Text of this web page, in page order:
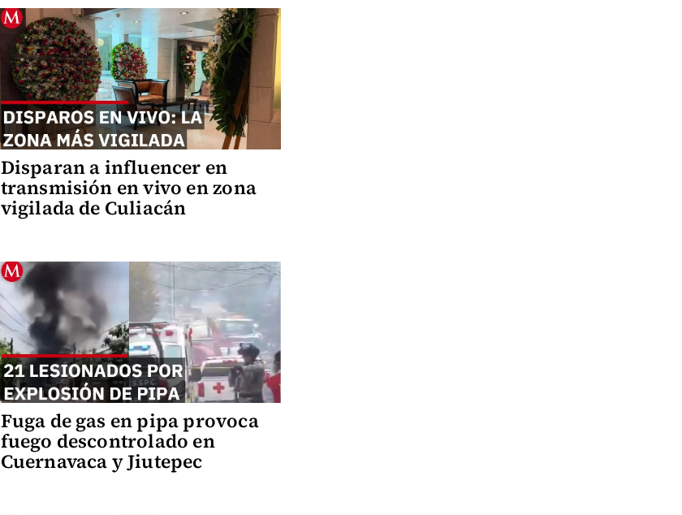
Disparan a influencer en
transmisión en vivo en zona
vigilada de Culiacán
Fuga de gas en pipa provoca
fuego descontrolado en
Cuernavaca y Jiutepec